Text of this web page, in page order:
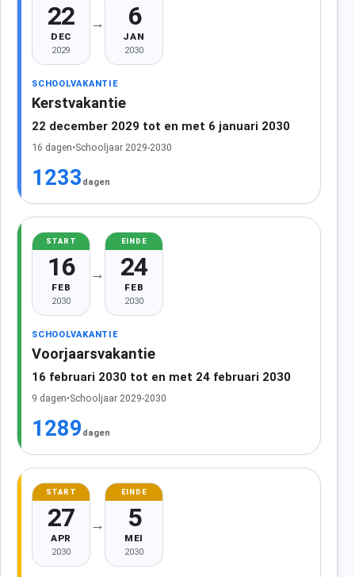
22
DEC
2029
→ 6
JAN
2030
SCHOOLVAKANTIE
Kerstvakantie
22 december 2029 tot en met 6 januari 2030
16 dagen•Schooljaar 2029-2030
1233 dagen
START
16
FEB
2030
→
EINDE
24
FEB
2030
SCHOOLVAKANTIE
Voorjaarsvakantie
16 februari 2030 tot en met 24 februari 2030
9 dagen•Schooljaar 2029-2030
1289 dagen
START
27
APR
2030
→
EINDE
5
MEI
2030